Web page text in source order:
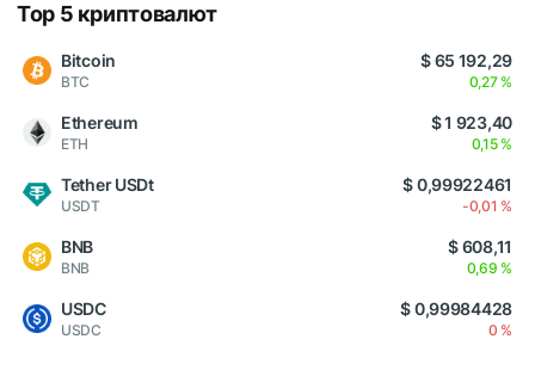
Top 5 криптовалют
Bitcoin
BTC
$ 65 192,29
0,27 %
Ethereum
ETH
$ 1 923,40
0,15 %
Tether USDt
USDT
$ 0,99922461
-0,01 %
BNB
BNB
$ 608,11
0,69 %
USDC
USDC
$ 0,99984428
0 %